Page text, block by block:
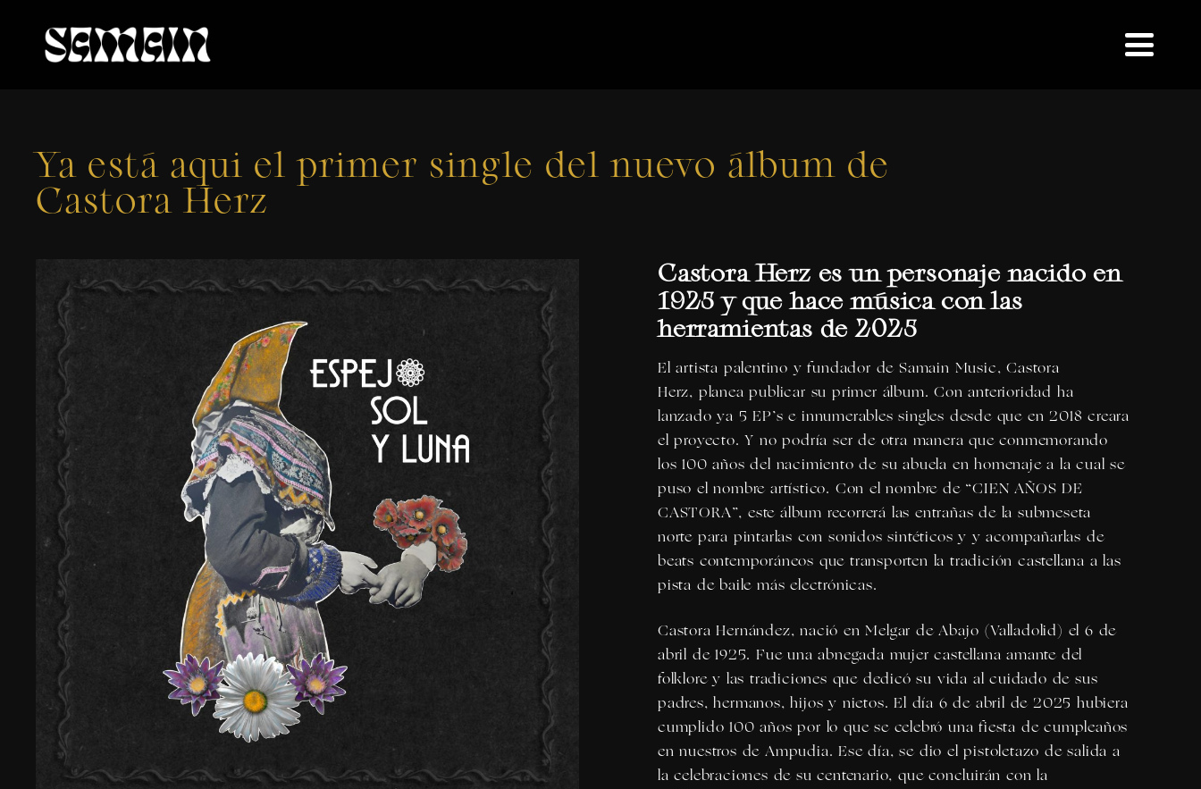
Ya está aqui el primer single del nuevo álbum de
Castora Herz
Castora Herz es un personaje nacido en
1925 y que hace música con las
herramientas de 2025
El artista palentino y fundador de Samain Music,Castora
Herz, planea publicar su primer álbum. Con anterioridad ha
lanzado ya 5 EP’s e innumerables singles desde que en 2018 creara
el proyecto. Y no podría ser de otra manera que conmemorando
los 100 años del nacimiento de su abuela en homenaje a la cual se
puso el nombre artístico. Con el nombre de “CIEN AÑOS DE
CASTORA”, este álbum recorrerá las entrañas de la submeseta
norte para pintarlas con sonidos sintéticos y y acompañarlas de
beats contemporáneos que transporten la tradición castellana a las
pista de baile más electrónicas.
Castora Hernández, nació en Melgar de Abajo (Valladolid) el 6 de
abril de 1925. Fue una abnegada mujer castellana amante del
folklore y las tradiciones que dedicó su vida al cuidado de sus
padres, hermanos, hijos y nietos. El día 6 de abril de 2025 hubiera
cumplido 100 años por lo que se celebró una fiesta de cumpleaños
en nuestros de Ampudia. Ese día, se dio el pistoletazo de salida a
la celebraciones de su centenario, que concluirán con la